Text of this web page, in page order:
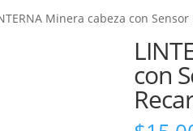
Minera cabeza con
con